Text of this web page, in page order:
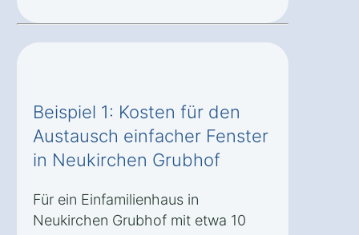
Beispiel 1: Kosten für den
Austausch einfacher Fenster
in Neukirchen Grubhof
Für ein Einfamilienhaus in
Neukirchen Grubhof mit etwa 10